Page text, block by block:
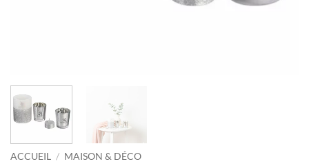
ACCUEIL / MAISON & DÉCO